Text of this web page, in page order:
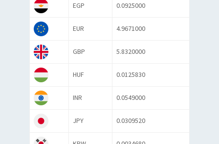
EGP 0.0925000
EUR 4.9671000
GBP 5.8320000
HUF 0.0125830
INR 0.0549000
JPY 0.0309520